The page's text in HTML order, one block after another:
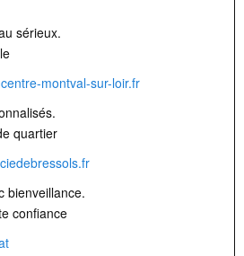
sérieux.
montval-sur-loir.fr
quartier
bienveillance.
confiance